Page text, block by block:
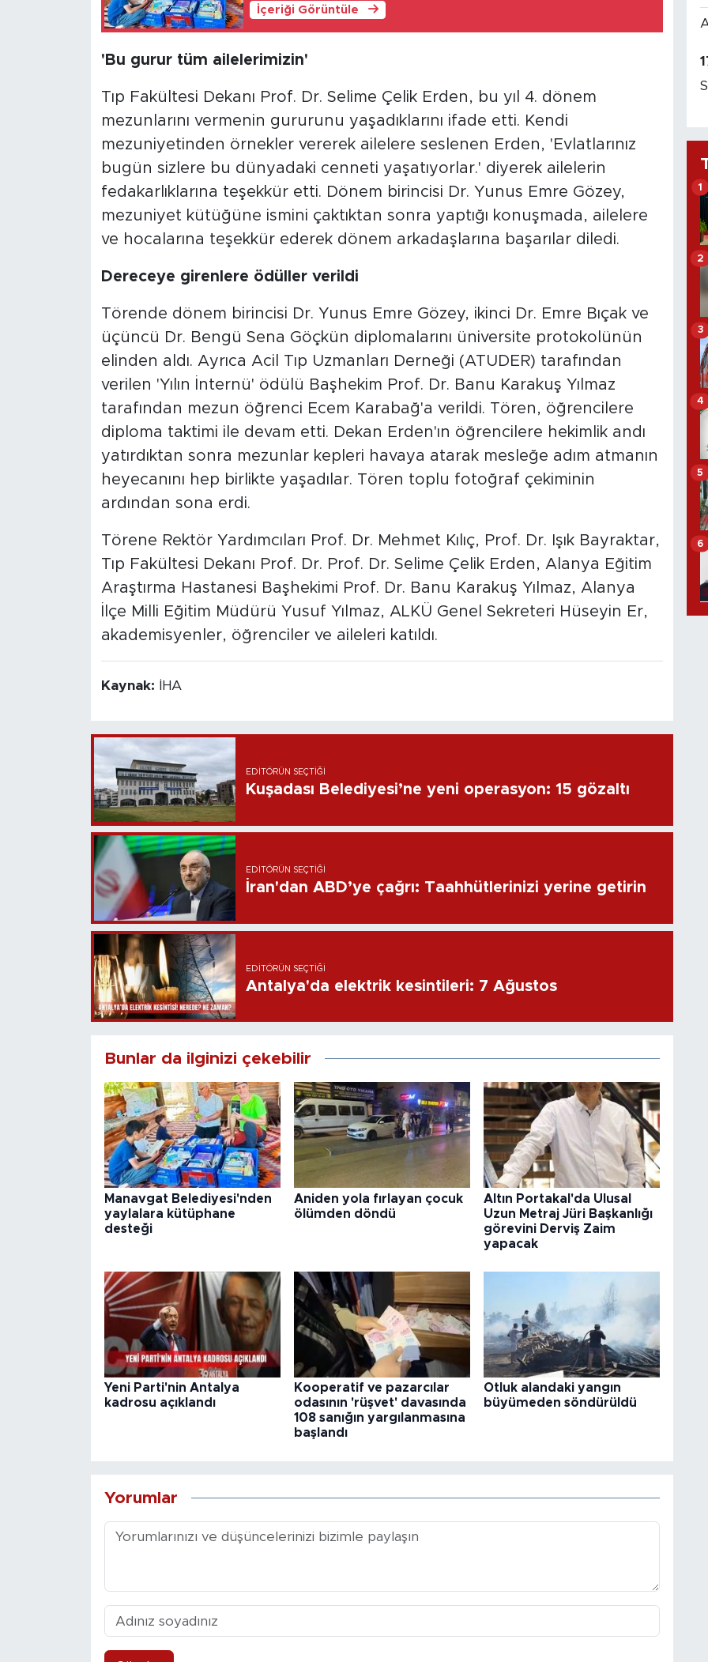
İçeriği Görüntüle
'Bu gurur tüm ailelerimizin'
Tıp Fakültesi Dekanı Prof. Dr. Selime Çelik Erden, bu yıl 4. dönem
mezunlarını vermenin gururunu yaşadıklarını ifade etti. Kendi
mezuniyetinden örnekler vererek ailelere seslenen Erden, 'Evlatlarınız
bugün sizlere bu dünyadaki cenneti yaşatıyorlar.' diyerek ailelerin
fedakarlıklarına teşekkür etti. Dönem birincisi Dr. Yunus Emre Gözey,
mezuniyet kütüğüne ismini çaktıktan sonra yaptığı konuşmada, ailelere
ve hocalarına teşekkür ederek dönem arkadaşlarına başarılar diledi.
Dereceye girenlere ödüller verildi
Törende dönem birincisi Dr. Yunus Emre Gözey, ikinci Dr. Emre Bıçak ve
üçüncü Dr. Bengü Sena Göçkün diplomalarını üniversite protokolünün
elinden aldı. Ayrıca Acil Tıp Uzmanları Derneği (ATUDER) tarafından
verilen 'Yılın İnternü' ödülü Başhekim Prof. Dr. Banu Karakuş Yılmaz
tarafından mezun öğrenci Ecem Karabağ'a verildi. Tören, öğrencilere
diploma taktimi ile devam etti. Dekan Erden'ın öğrencilere hekimlik andı
yatırdıktan sonra mezunlar kepleri havaya atarak mesleğe adım atmanın
heyecanını hep birlikte yaşadılar. Tören toplu fotoğraf çekiminin
ardından sona erdi.
Törene Rektör Yardımcıları Prof. Dr. Mehmet Kılıç, Prof. Dr. Işık Bayraktar,
Tıp Fakültesi Dekanı Prof. Dr. Prof. Dr. Selime Çelik Erden, Alanya Eğitim
Araştırma Hastanesi Başhekimi Prof. Dr. Banu Karakuş Yılmaz, Alanya
İlçe Milli Eğitim Müdürü Yusuf Yılmaz, ALKÜ Genel Sekreteri Hüseyin Er,
akademisyenler, öğrenciler ve aileleri katıldı.
Kaynak: İHA
EDITÖRÜN SEÇTIĞI
Kuşadası Belediyesi’ne yeni operasyon: 15 gözaltı
EDITÖRÜN SEÇTIĞI
İran'dan ABD’ye çağrı: Taahhütlerinizi yerine getirin
EDITÖRÜN SEÇTIĞI
Antalya'da elektrik kesintileri: 7 Ağustos
Bunlar da ilginizi çekebilir
Manavgat Belediyesi'nden
yaylalara kütüphane
desteği
Aniden yola fırlayan çocuk
ölümden döndü
Altın Portakal'da Ulusal
Uzun Metraj Jüri Başkanlığı
görevini Derviş Zaim
yapacak
Yeni Parti'nin Antalya
kadrosu açıklandı
Kooperatif ve pazarcılar
odasının 'rüşvet' davasında
108 sanığın yargılanmasına
başlandı
Otluk alandaki yangın
büyümeden söndürüldü
Yorumlar
1
2
3
4
5
6